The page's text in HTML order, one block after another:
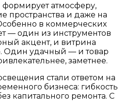
атмосферу,
пространства и даже на
в коммерческих
— один из инструментов
акцент, и витрина
Один удачный — и товар
заметнее.
стали ответом на
бизнеса: гибкость
капитального ремонта. С